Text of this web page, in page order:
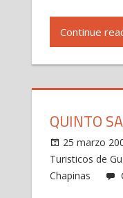
Continue
QUINTO
25 marzo
Turisticos de
Chapinas